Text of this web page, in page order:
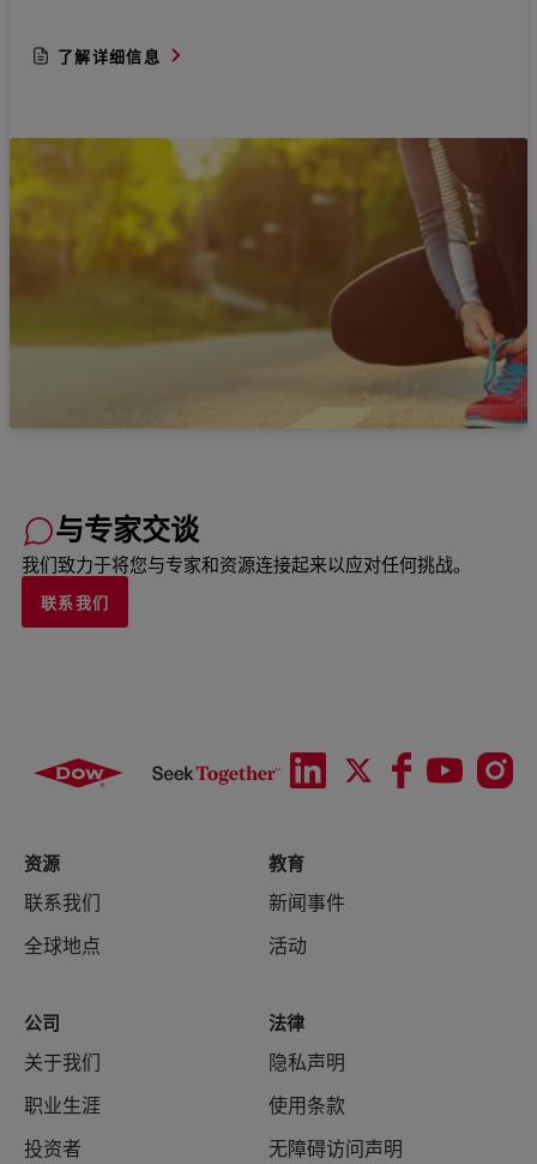
了解详细信息
与专家交谈
我们致力于将您与专家和资源连接起来以应对任何挑战。
联系我们
资源
联系我们
全球地点
教育
新闻事件
活动
公司
关于我们
职业生涯
投资者
法律
隐私声明
使用条款
无障碍访问声明